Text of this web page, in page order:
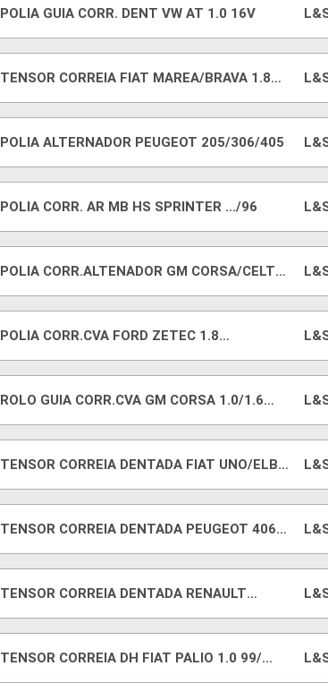
POLIA GUIA CORR. DENT VW AT 1.0 16V
TENSOR CORREIA FIAT MAREA/BRAVA 1.8
POLIA ALTERNADOR PEUGEOT 205/306/405
POLIA CORR. AR MB HS SPRINTER .../96
POLIA CORR.ALTENADOR GM CORSA/CELTA
POLIA CORR.CVA FORD ZETEC 1.8
ROLO GUIA CORR.CVA GM CORSA 1.0/1.6
TENSOR CORREIA DENTADA FIAT UNO/ELBA
TENSOR CORREIA DENTADA PEUGEOT 406
TENSOR CORREIA DENTADA RENAULT
TENSOR CORREIA DH FIAT PALIO 1.0 99/...